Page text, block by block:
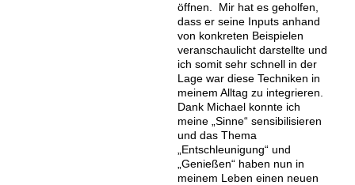
öffnen. Mir hat es geholfen,
dass er seine Inputs anhand
von konkreten Beispielen
veranschaulicht darstellte und
ich somit sehr schnell in der
Lage war diese Techniken in
meinem Alltag zu integrieren.
Dank Michael konnte ich
meine „Sinne“ sensibilisieren
und das Thema
„Entschleunigung“ und
„Genießen“ haben nun in
meinem Leben einen neuen